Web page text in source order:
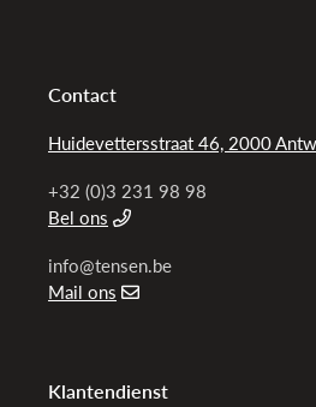
Contact
Huidevettersstraat 46, 2000
+32 (0)3 231 98 98
Bel ons
info@tensen.be
Mail ons
Klantendienst